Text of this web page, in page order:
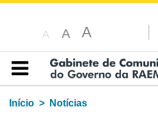
A A A
Índice
Início
Notícias